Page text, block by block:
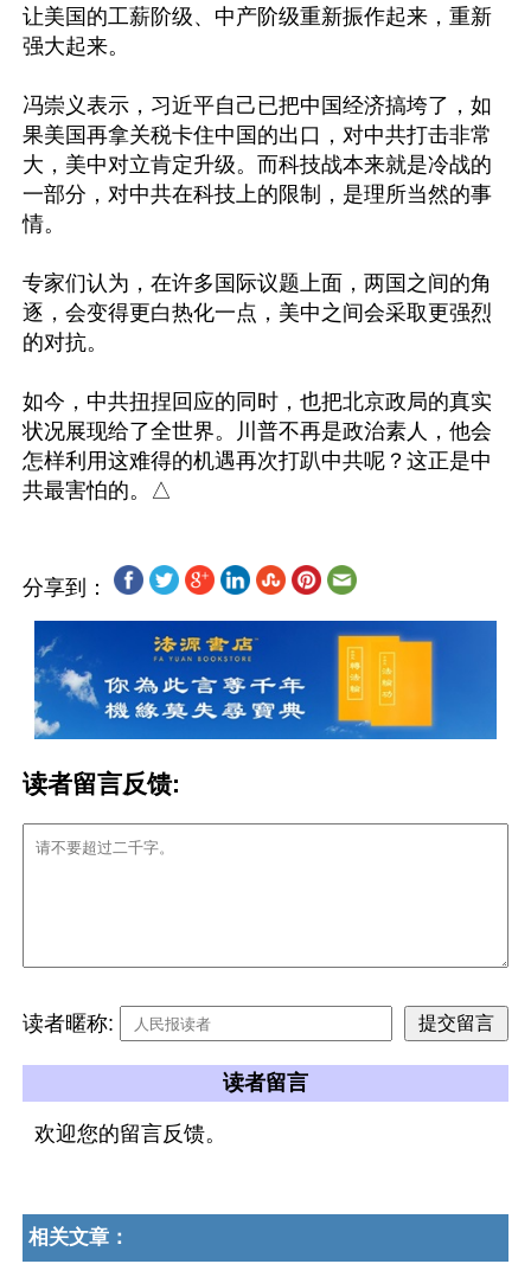
让美国的工薪阶级、中产阶级重新振作起来，重新
强大起来。
冯崇义表示，习近平自己已把中国经济搞垮了，如
果美国再拿关税卡住中国的出口，对中共打击非常
大，美中对立肯定升级。而科技战本来就是冷战的
一部分，对中共在科技上的限制，是理所当然的事
情。
专家们认为，在许多国际议题上面，两国之间的角
逐，会变得更白热化一点，美中之间会采取更强烈
的对抗。
如今，中共扭捏回应的同时，也把北京政局的真实
状况展现给了全世界。川普不再是政治素人，他会
怎样利用这难得的机遇再次打趴中共呢？这正是中
分享到：
读者留言反馈:
读者暱称:
读者留言
欢迎您的留言反馈。
相关文章：